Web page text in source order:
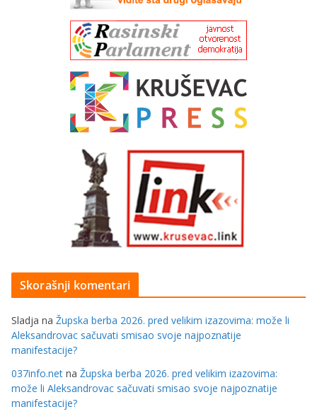
Skorašnji komentari
Sladja na Župska berba 2026. pred velikim izazovima: može li
Aleksandrovac sačuvati smisao svoje najpoznatije
manifestacije?
037info.net na Župska berba 2026. pred velikim izazovima:
može li Aleksandrovac sačuvati smisao svoje najpoznatije
manifestacije?